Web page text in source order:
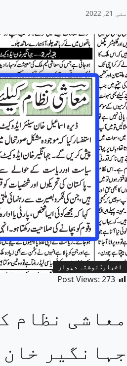
مئی 21, 2022
اخبار: نوشتہ دیوار
Post Views: 273
معاشی نظام
جہانگیر